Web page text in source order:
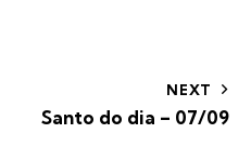
NEXT
Santo do dia – 07/09